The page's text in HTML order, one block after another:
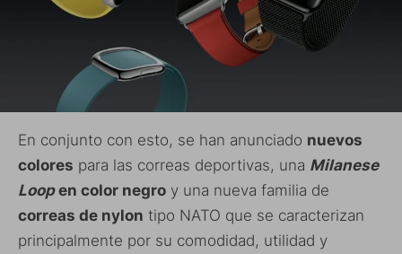
En conjunto con esto, se han anunciado nuevos
colores para las correas deportivas, una Milanese
Loopen color negro y una nueva familia de
correas de nylon tipo NATO que se caracterizan
principalmente por su comodidad, utilidad y